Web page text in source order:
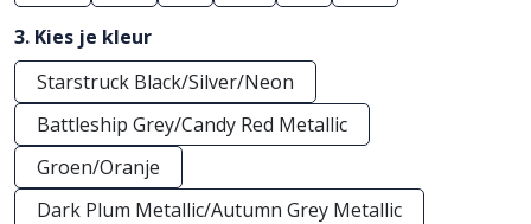
3. Kies je kleur
Starstruck Black/Silver/Neon
Battleship Grey/Candy Red Metallic
Groen/Oranje
Dark Plum Metallic/Autumn Grey Metallic